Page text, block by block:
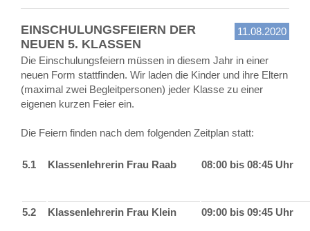
11.08.2020
EINSCHULUNGSFEIERN DER
NEUEN 5. KLASSEN
Die Einschulungsfeiern müssen in diesem Jahr in einer
neuen Form stattfinden. Wir laden die Kinder und ihre Eltern
(maximal zwei Begleitpersonen) jeder Klasse zu einer
eigenen kurzen Feier ein.
Die Feiern finden nach dem folgenden Zeitplan statt:
5.1 Klassenlehrerin Frau Raab 08:00 bis 08:45 Uhr
5.2 Klassenlehrerin Frau Klein 09:00 bis 09:45 Uhr